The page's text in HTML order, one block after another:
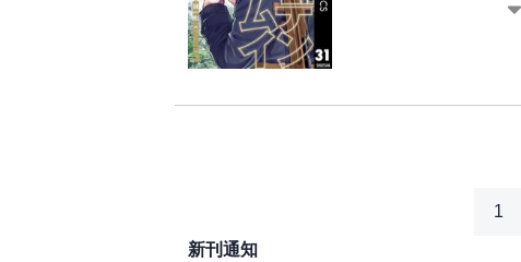
1
新刊通知